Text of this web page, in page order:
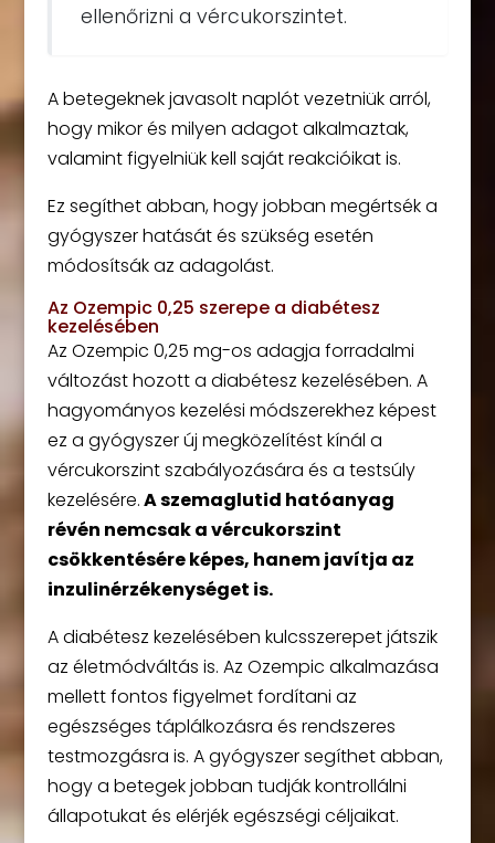
ellenőrizni a vércukorszintet.
A betegeknek javasolt naplót vezetniük arról,
hogy mikor és milyen adagot alkalmaztak,
valamint figyelniük kell saját reakcióikat is.
Ez segíthet abban, hogy jobban megértsék a
gyógyszer hatását és szükség esetén
módosítsák az adagolást.
Az Ozempic 0,25 szerepe a diabétesz
kezelésében
Az Ozempic 0,25 mg-os adagja forradalmi
változást hozott a diabétesz kezelésében. A
hagyományos kezelési módszerekhez képest
ez a gyógyszer új megközelítést kínál a
vércukorszint szabályozására és a testsúly
kezelésére.A szemaglutid hatóanyag
révén nemcsak a vércukorszint
csökkentésére képes, hanem javítja az
inzulinérzékenységet is.
A diabétesz kezelésében kulcsszerepet játszik
az életmódváltás is. Az Ozempic alkalmazása
mellett fontos figyelmet fordítani az
egészséges táplálkozásra és rendszeres
testmozgásra is. A gyógyszer segíthet abban,
hogy a betegek jobban tudják kontrollálni
állapotukat és elérjék egészségi céljaikat.